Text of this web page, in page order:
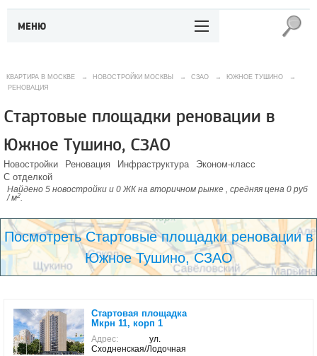
МЕНЮ
КВАРТИРА В МОСКВЕ → НОВОСТРОЙКИ МОСКВЫ → СЗАО → ЮЖНОЕ ТУШИНО
→
РЕНОВАЦИЯ
Стартовые площадки реновации в
Южное Тушино, СЗАО
Новостройки Реновация Инфраструктура
Эконом-класс
С отделкой
Найдено 5 новостройки и 0 ЖК на вторичном рынке , средняя цена 0 руб
/ м2.
Посмотреть Стартовые площадки реновации в
Южное Тушино, СЗАО
Стартовая площадка
Мкрн 11, корп 1
Адрес:
ул.
Сходненская/Лодочная